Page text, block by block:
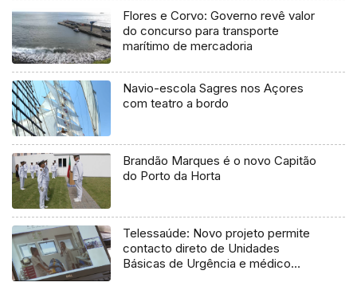
Flores e Corvo: Governo revê valor
do concurso para transporte
marítimo de mercadoria
Navio-escola Sagres nos Açores
com teatro a bordo
Brandão Marques é o novo Capitão
do Porto da Horta
Telessaúde: Novo projeto permite
contacto direto de Unidades
Básicas de Urgência e médico